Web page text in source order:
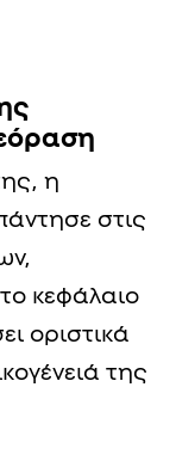
η
στις
κεφάλαιο
οριστικά
της